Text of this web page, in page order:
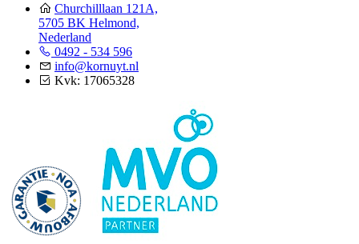
Churchilllaan 121A,
5705 BK Helmond,
Nederland
0492 - 534 596
info@kornuyt.nl
Kvk: 17065328